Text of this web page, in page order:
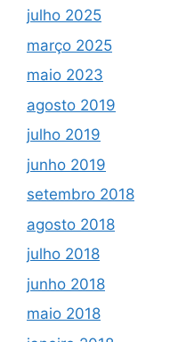
julho 2025
março 2025
maio 2023
agosto 2019
julho 2019
junho 2019
setembro 2018
agosto 2018
julho 2018
junho 2018
maio 2018